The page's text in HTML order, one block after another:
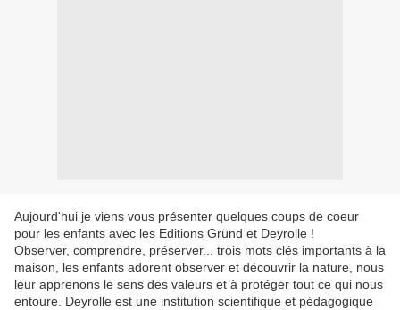
Aujourd'hui je viens vous présenter quelques coups de coeur
pour les enfants avec les Editions Gründ et Deyrolle !
Observer, comprendre, préserver... trois mots clés importants à la
maison, les enfants adorent observer et découvrir la nature, nous
leur apprenons le sens des valeurs et à protéger tout ce qui nous
entoure. Deyrolle est une institution scientifique et pédagogique